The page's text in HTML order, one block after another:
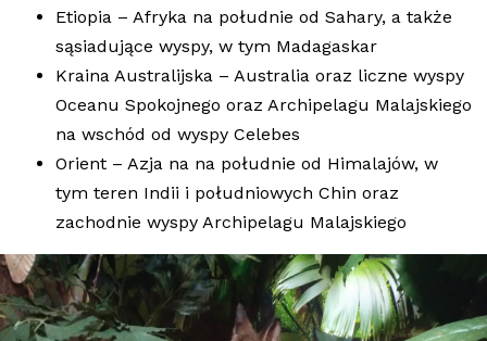
Etiopia – Afryka na południe od Sahary, a także
sąsiadujące wyspy, w tym Madagaskar
Kraina Australijska – Australia oraz liczne wyspy
Oceanu Spokojnego oraz Archipelagu Malajskiego
na wschód od wyspy Celebes
Orient – Azja na na południe od Himalajów, w
tym teren Indii i południowych Chin oraz
zachodnie wyspy Archipelagu Malajskiego